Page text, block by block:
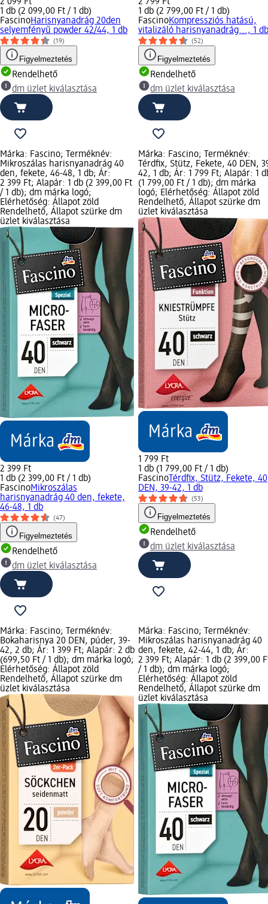
1 db (2 099,00 Ft / 1 db)
FascinoHarisnyanadrág 20den
selyemfényű powder 42/44, 1 db
(19)
Figyelmeztetés
Rendelhető
dm üzlet kiválasztása
1 db (2 799,00 Ft / 1 db)
FascinoKompressziós hatású,
vitalizáló harisnyanadrág..., 1 db
(52)
Figyelmeztetés
Rendelhető
dm üzlet kiválasztása
Márka: Fascino; Terméknév:
Mikroszálas harisnyanadrág 40
den, fekete, 46-48, 1 db; Ár:
2 399 Ft; Alapár: 1 db (2 399,00 Ft
/ 1 db); dm márka logó;
Elérhetőség: Állapot zöld
Rendelhető, Állapot szürke dm
üzlet kiválasztása
2 399 Ft
1 db (2 399,00 Ft / 1 db)
FascinoMikroszálas
harisnyanadrág 40 den, fekete,
46-48, 1 db
(47)
Figyelmeztetés
Rendelhető
dm üzlet kiválasztása
Márka: Fascino; Terméknév:
Térdfix, Stütz, Fekete, 40 DEN,
42, 1 db; Ár: 1 799 Ft; Alapár: 1
(1 799,00 Ft / 1 db); dm márka
logó; Elérhetőség: Állapot zöld
Rendelhető, Állapot szürke dm
üzlet kiválasztása
1 799 Ft
1 db (1 799,00 Ft / 1 db)
Fascino Térdfix, Stütz, Fekete, 40
DEN, 39-42, 1 db
(53)
Figyelmeztetés
Rendelhető
dm üzlet kiválasztása
Márka: Fascino; Terméknév:
Bokaharisnya 20 DEN, púder, 39-
42, 2 db; Ár: 1 399 Ft; Alapár: 2 db
(699,50 Ft / 1 db); dm márka logó;
Elérhetőség: Állapot zöld
Rendelhető, Állapot szürke dm
üzlet kiválasztása
Márka: Fascino; Terméknév:
Mikroszálas harisnyanadrág 40
den, fekete, 42-44, 1 db; Ár:
2 399 Ft; Alapár: 1 db (2 399,00
/ 1 db); dm márka logó;
Elérhetőség: Állapot zöld
Rendelhető, Állapot szürke dm
üzlet kiválasztása